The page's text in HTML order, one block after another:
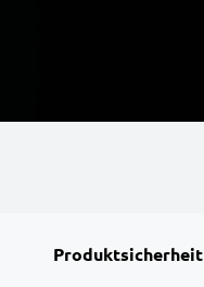
Produktsicherheit